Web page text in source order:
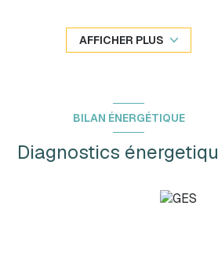
une grande flexibilité d'utilisation
AFFICHER PLUS
BILAN ÉNERGÉTIQUE
Diagnostics